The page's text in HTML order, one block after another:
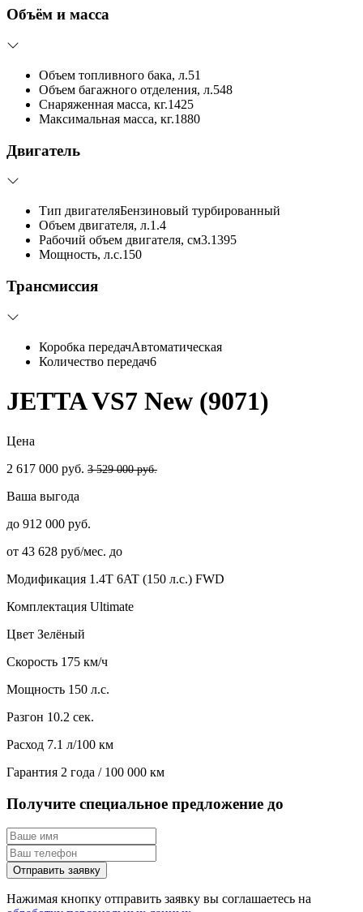
Объём и масса
Объем топливного бака, л.51
Объем багажного отделения, л.548
Снаряженная масса, кг.1425
Максимальная масса, кг.1880
Двигатель
Тип двигателяБензиновый турбированный
Объем двигателя, л.1.4
Рабочий объем двигателя, см3.1395
Мощность, л.с.150
Трансмиссия
Коробка передачАвтоматическая
Количество передач6
JETTA VS7 New (9071)
Цена
2 617 000 руб. 3 529 000 руб.
Ваша выгода
до 912 000 руб.
от 43 628 руб/мес. до
Модификация 1.4T 6AT (150 л.с.) FWD
Комплектация Ultimate
Цвет Зелёный
Скорость 175 км/ч
Мощность 150 л.с.
Разгон 10.2 сек.
Расход 7.1 л/100 км
Гарантия 2 года / 100 000 км
Получите специальное предложение до
Отправить заявку
Нажимая кнопку отправить заявку вы соглашаетесь на